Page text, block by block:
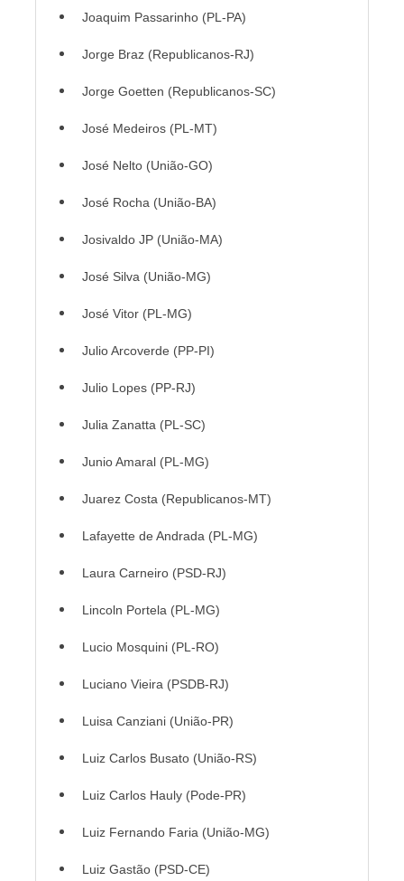
Joaquim Passarinho (PL-PA)
Jorge Braz (Republicanos-RJ)
Jorge Goetten (Republicanos-SC)
José Medeiros (PL-MT)
José Nelto (União-GO)
José Rocha (União-BA)
Josivaldo JP (União-MA)
José Silva (União-MG)
José Vitor (PL-MG)
Julio Arcoverde (PP-PI)
Julio Lopes (PP-RJ)
Julia Zanatta (PL-SC)
Junio Amaral (PL-MG)
Juarez Costa (Republicanos-MT)
Lafayette de Andrada (PL-MG)
Laura Carneiro (PSD-RJ)
Lincoln Portela (PL-MG)
Lucio Mosquini (PL-RO)
Luciano Vieira (PSDB-RJ)
Luisa Canziani (União-PR)
Luiz Carlos Busato (União-RS)
Luiz Carlos Hauly (Pode-PR)
Luiz Fernando Faria (União-MG)
Luiz Gastão (PSD-CE)